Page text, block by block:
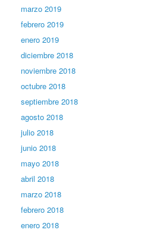
marzo 2019
febrero 2019
enero 2019
diciembre 2018
noviembre 2018
octubre 2018
septiembre 2018
agosto 2018
julio 2018
junio 2018
mayo 2018
abril 2018
marzo 2018
febrero 2018
enero 2018